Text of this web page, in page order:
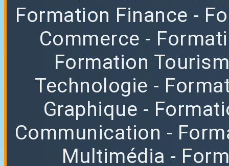
Formation Finance -
Commerce -
Formation
Technologie -
Graphique -
Communication -
Multimédia -